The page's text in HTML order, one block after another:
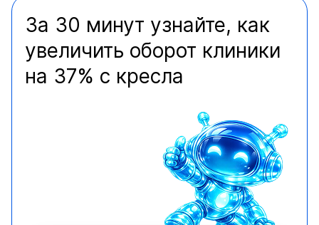
За 30 минут узнайте, как
увеличить оборот клиники
на 37% с кресла